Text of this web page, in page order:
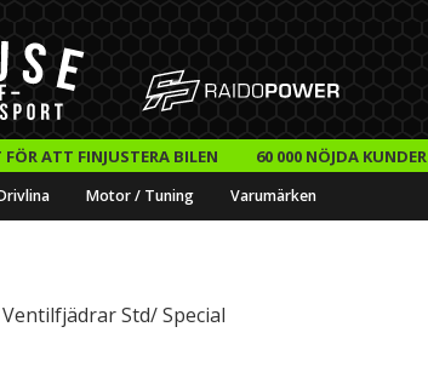
FÖR ATT FINJUSTERA BILEN 60 000 NÖJDA KUNDER
Motor / Tuning Varumärken
Ventilfjädrar Std/ Special